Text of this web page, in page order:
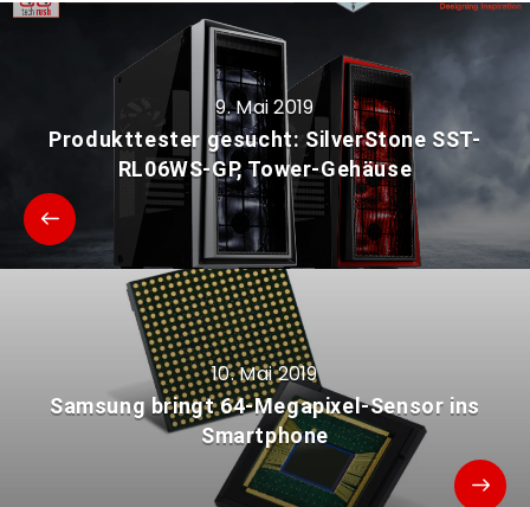
9. Mai 2019
Produkttester gesucht: SilverStone SST-
RL06WS-GP, Tower-Gehäuse
10. Mai 2019
Samsung bringt 64-Megapixel-Sensor ins
Smartphone